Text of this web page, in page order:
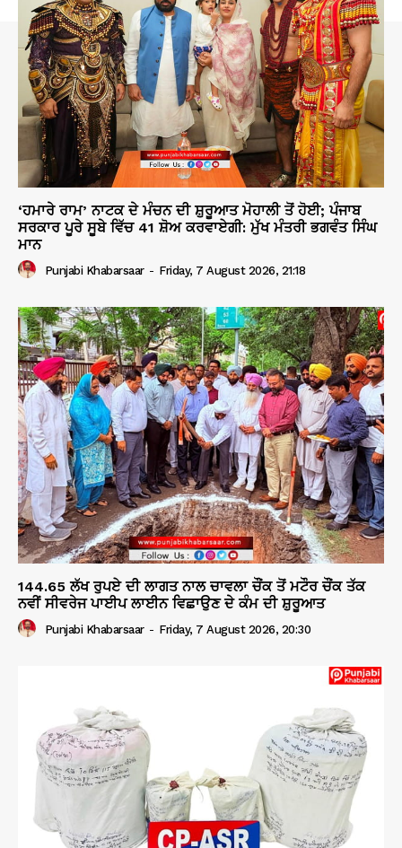
‘ਹਮਾਰੇ ਰਾਮ’ ਨਾਟਕ ਦੇ ਮੰਚਨ ਦੀ ਸ਼ੁਰੂਆਤ ਮੋਹਾਲੀ ਤੋਂ ਹੋਈ; ਪੰਜਾਬ
ਸਰਕਾਰ ਪੂਰੇ ਸੂਬੇ ਵਿੱਚ 41 ਸ਼ੋਅ ਕਰਵਾਏਗੀ: ਮੁੱਖ ਮੰਤਰੀ ਭਗਵੰਤ ਸਿੰਘ
ਮਾਨ
Punjabi Khabarsaar - Friday, 7 August 2026, 21:18
144.65 ਲੱਖ ਰੁਪਏ ਦੀ ਲਾਗਤ ਨਾਲ ਚਾਵਲਾ ਚੌਂਕ ਤੋਂ ਮਟੌਰ ਚੌਂਕ ਤੱਕ
ਨਵੀਂ ਸੀਵਰੇਜ ਪਾਈਪ ਲਾਈਨ ਵਿਛਾਉਣ ਦੇ ਕੰਮ ਦੀ ਸ਼ੁਰੂਆਤ
Punjabi Khabarsaar - Friday, 7 August 2026, 20:30